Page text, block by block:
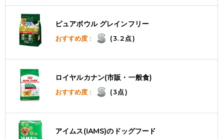
ピュアボウル グレインフリー
おすすめ度 : (3.2点)
ロイヤルカナン(市販・一般食)
おすすめ度 : (3点)
アイムス(IAMS)のドッグフード